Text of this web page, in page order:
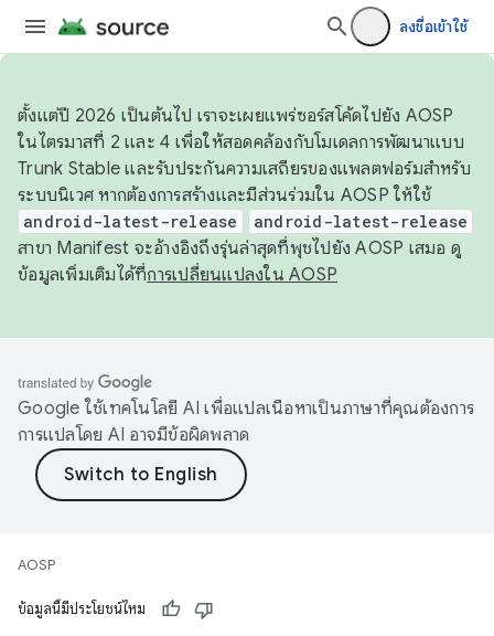
ลงชื่อเข้าใช้
ตั้งแต่ปี 2026 เป็นต้นไป เราจะเผยแพร่ซอร์สโค้ดไปยัง AOSP
ในไตรมาสที่ 2 และ 4 เพื่อให้สอดคล้องกับโมเดลการพัฒนาแบบ
Trunk Stable และรับประกันความเสถียรของแพลตฟอร์มสำหรับ
ระบบนิเวศ หากต้องการสร้างและมีส่วนร่วมใน AOSP ให้ใช้
android-latest-release android-latest-release
สาขา Manifest จะอ้างอิงถึงรุ่นล่าสุดที่พุชไปยัง AOSP เสมอ ดู
ข้อมูลเพิ่มเติมได้ที่การเปลี่ยนแปลงใน AOSP
Google ใช้เทคโนโลยี AI เพื่อแปลเนื้อหาเป็นภาษาที่คุณต้องการ
การแปลโดย AI อาจมีข้อผิดพลาด
AOSP
ข้อมูลนี้มีประโยชน์ไหม